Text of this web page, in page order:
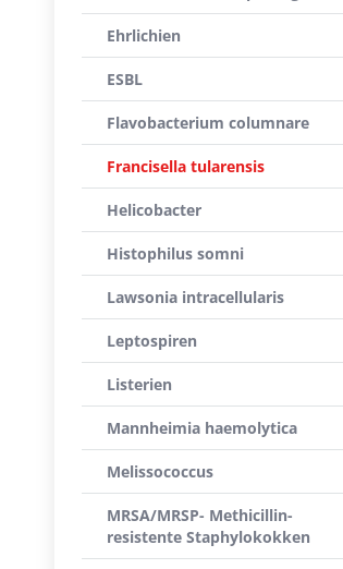
Ehrlichien
ESBL
Flavobacterium columnare
Francisella tularensis
Helicobacter
Histophilus somni
Lawsonia intracellularis
Leptospiren
Listerien
Mannheimia haemolytica
Melissococcus
MRSA/MRSP- Methicillin-
resistente Staphylokokken